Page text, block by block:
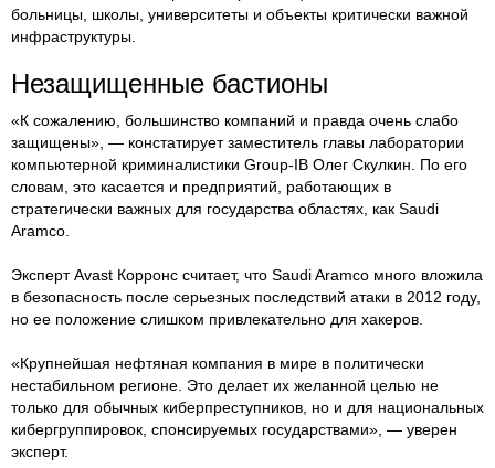
больницы, школы, университеты и объекты критически важной
инфраструктуры.
Незащищенные бастионы
«К сожалению, большинство компаний и правда очень слабо
защищены», — констатирует заместитель главы лаборатории
компьютерной криминалистики Group-IB Олег Скулкин. По его
словам, это касается и предприятий, работающих в
стратегически важных для государства областях, как Saudi
Aramco.
Эксперт Avast Корронс считает, что Saudi Aramco много вложила
в безопасность после серьезных последствий атаки в 2012 году,
но ее положение слишком привлекательно для хакеров.
«Крупнейшая нефтяная компания в мире в политически
нестабильном регионе. Это делает их желанной целью не
только для обычных киберпреступников, но и для национальных
кибергруппировок, спонсируемых государствами», — уверен
эксперт.